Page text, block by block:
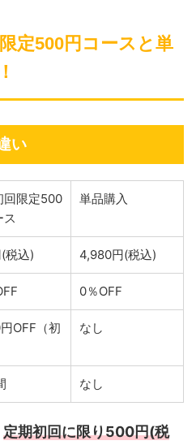
定500円コースと単
い
回限定500
ス
単品購入
税込) 4,980円(税込)
0％OFF
OFF（初
なし
なし
定期初回に限り500円(税